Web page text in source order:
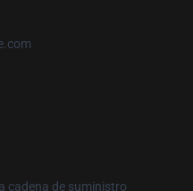
cadena de suministro